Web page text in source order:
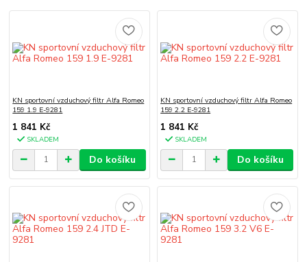
KN sportovní vzduchový filtr Alfa Romeo
159 1.9 E-9281
1 841 Kč
SKLADEM
Do košíku
KN sportovní vzduchový filtr Alfa Romeo
159 2.2 E-9281
1 841 Kč
SKLADEM
Do košíku